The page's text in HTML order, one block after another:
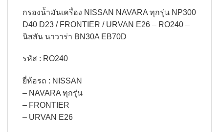
กรองน้ำมันเครื่อง NISSAN NAVARA ทุกรุ่น NP300
D40 D23 / FRONTIER / URVAN E26 – RO240 –
นิสสัน นาวาร่า BN30A EB70D
รหัส : RO240
ยี่ห้อรถ : NISSAN
– NAVARA ทุกรุ่น
– FRONTIER
– URVAN E26